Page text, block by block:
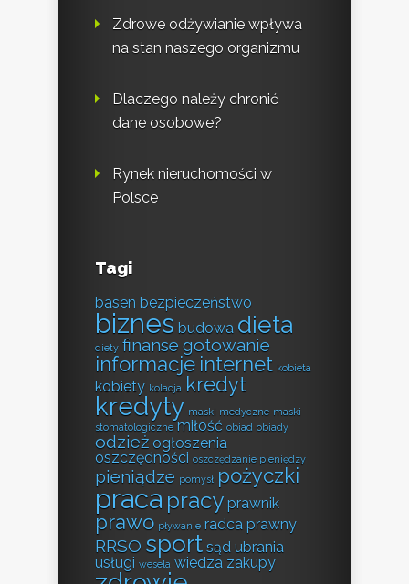
Zdrowe odżywianie wpływa
na stan naszego organizmu
Dlaczego należy chronić
dane osobowe?
Rynek nieruchomości w
Polsce
Tagi
basen bezpieczeństwo
biznes budowa dieta
diety finanse gotowanie
informacje internet kobieta
kobiety kolacja kredyt
kredyty maski medyczne maski
stomatologiczne miłość obiad obiady
odzież ogłoszenia
oszczędności oszczędzanie pieniędzy
pieniądze pomysł pożyczki
praca pracy prawnik
prawo pływanie radca prawny
RRSO sport sąd ubrania
usługi wesela wiedza zakupy